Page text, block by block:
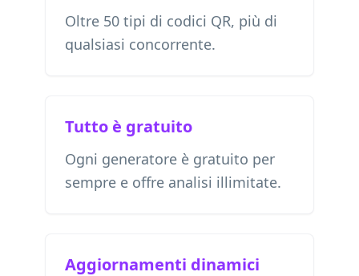
Oltre 50 tipi di codici QR, più di
qualsiasi concorrente.
Tutto è gratuito
Ogni generatore è gratuito per
sempre e offre analisi illimitate.
Aggiornamenti dinamici